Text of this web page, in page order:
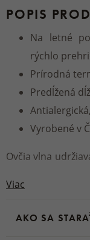
POPIS
Na letné
rýchlo
Prírodná
Predĺžená
Vyrobené v
Ovčia vlna
výborne
Viac
AKO SA